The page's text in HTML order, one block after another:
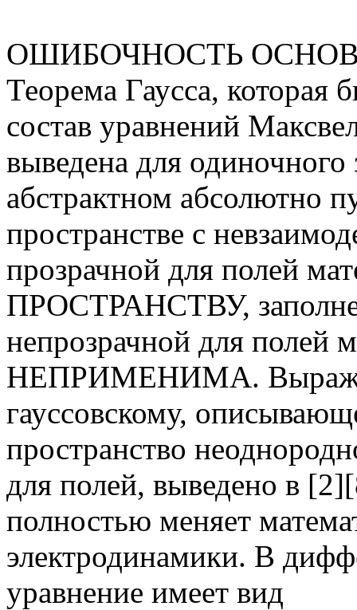
OШИБОЧНОСТЬ
Теорема Гаусса, которая
состав уравнений
выведена для
абстрактном абсолютно
пространстве с
прозрачной для полей
ПРОСТРАНСТВУ,
непрозрачной для
НЕПРИМЕНИМА.
гауссовскому,
пространство
для полей, выведено в
полностью меняет
электродинамики. В
уравнение имеет вид